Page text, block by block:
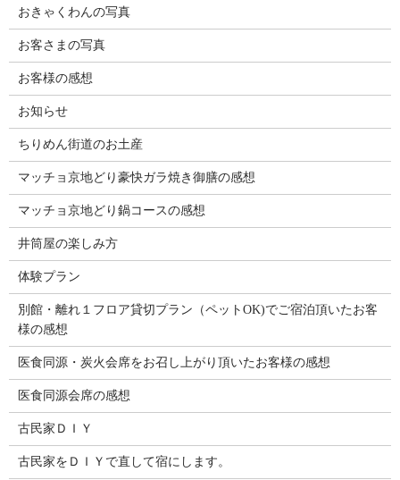
おきゃくわんの写真
お客さまの写真
お客様の感想
お知らせ
ちりめん街道のお土産
マッチョ京地どり豪快ガラ焼き御膳の感想
マッチョ京地どり鍋コースの感想
井筒屋の楽しみ方
体験プラン
別館・離れ１フロア貸切プラン（ペットOK)でご宿泊頂いたお客
様の感想
医食同源・炭火会席をお召し上がり頂いたお客様の感想
医食同源会席の感想
古民家ＤＩＹ
古民家をＤＩＹで直して宿にします。